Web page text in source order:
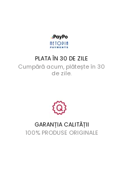
PLATA ÎN 30 DE ZILE
Cumpără acum, plătește în 30
de zile.
GARANȚIA CALITĂȚII
100% PRODUSE ORIGINALE